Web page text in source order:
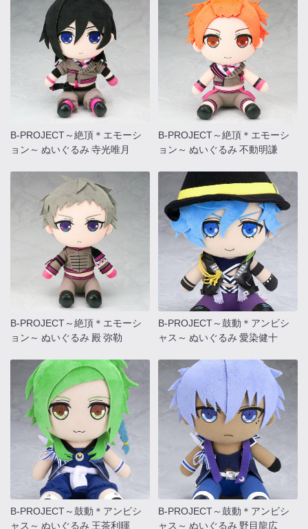
B-PROJECT～絶頂＊エモーシ
ョン～ ぬいぐるみ 寺光唯月
B-PROJECT～絶頂＊エモーシ
ョン～ ぬいぐるみ 不動明謙
B-PROJECT～絶頂＊エモーシ
ョン～ ぬいぐるみ 殿 弥勒
B-PROJECT～鼓動＊アンビシ
ャス～ ぬいぐるみ 愛染健十
B-PROJECT～鼓動＊アンビシ
ャス～ ぬいぐるみ 王茶利暉
B-PROJECT～鼓動＊アンビシ
ャス～ ぬいぐるみ 野目龍広